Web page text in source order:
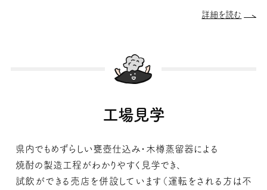
詳細を読む
工場見学
県内でもめずらしい甕壺仕込み・木樽蒸留器による
焼酎の製造工程がわかりやすく見学でき、
試飲ができる売店を併設しています（運転をされる方は不